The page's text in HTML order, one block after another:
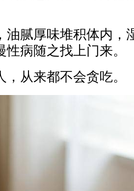
油腻厚味堆积体内，
病随之找上门来。
从来都不会贪吃。